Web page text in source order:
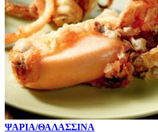
ΨΑΡΙΑ/ΘΑΛΑΣΣΙΝΑ